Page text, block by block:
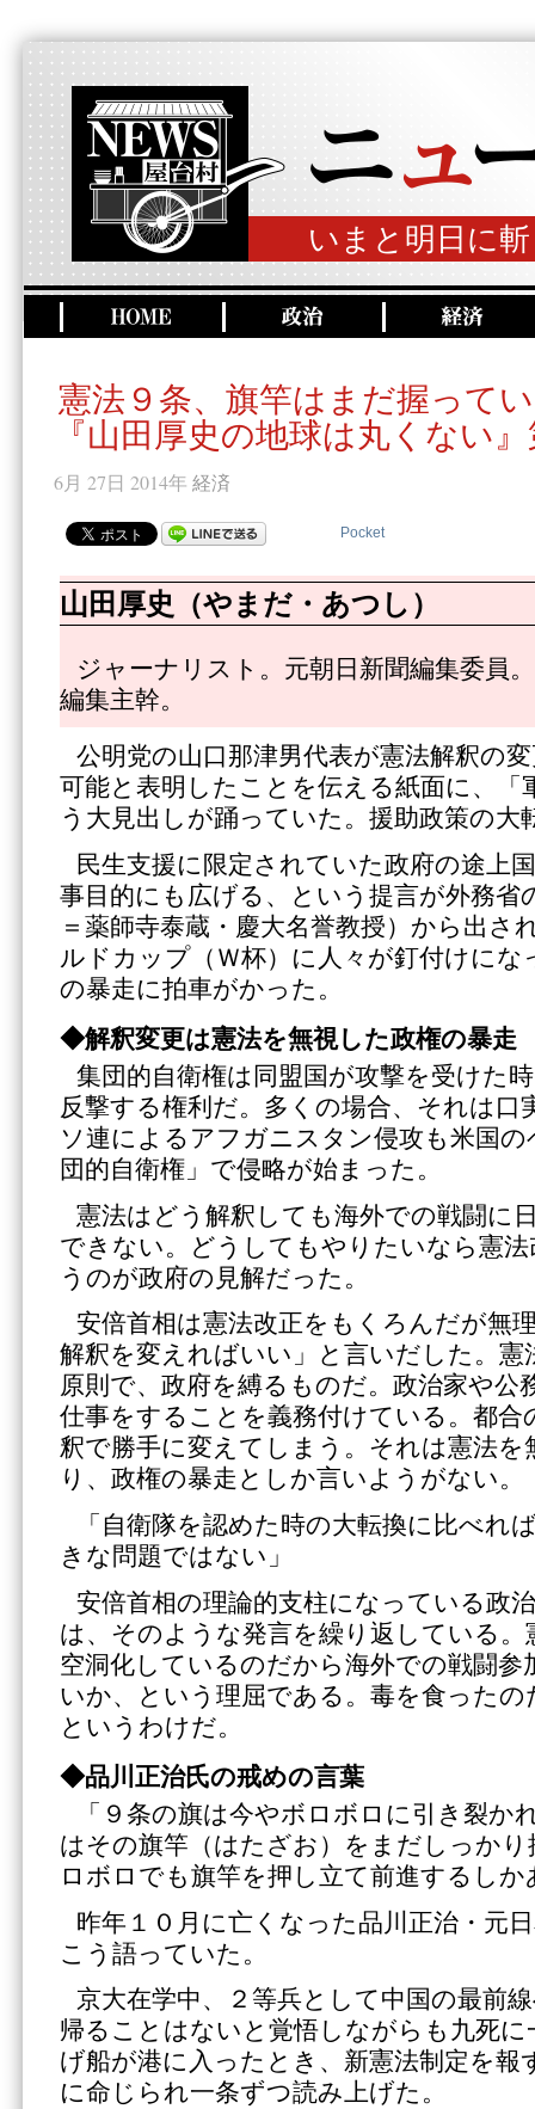
いまと明日に
憲法９条、旗竿はまだ握って
『山田厚史の地球は丸くない
6月 27日 2014年 経済
Pocket
山田厚史（やまだ・あつし）
ジャーナリスト。元朝日新聞編集委員
編集主幹。
公明党の山口那津男代表が憲法解釈の
可能と表明したことを伝える紙面に、「
う大見出しが踊っていた。援助政策の大
民生支援に限定されていた政府の途上
事目的にも広げる、という提言が外務省
＝薬師寺泰蔵・慶大名誉教授）から出さ
ルドカップ（Ｗ杯）に人々が釘付けにな
の暴走に拍車がかった。
◆解釈変更は憲法を無視した政権の暴走
集団的自衛権は同盟国が攻撃を受けた
反撃する権利だ。多くの場合、それは口
ソ連によるアフガニスタン侵攻も米国
団的自衛権」で侵略が始まった。
憲法はどう解釈しても海外での戦闘に
できない。どうしてもやりたいなら憲
うのが政府の見解だった。
安倍首相は憲法改正をもくろんだが無
解釈を変えればいい」と言いだした。憲
原則で、政府を縛るものだ。政治家や公
仕事をすることを義務付けている。都合
釈で勝手に変えてしまう。それは憲法を
り、政権の暴走としか言いようがない。
「自衛隊を認めた時の大転換に比べれ
きな問題ではない」
安倍首相の理論的支柱になっている政
は、そのような発言を繰り返している
空洞化しているのだから海外での戦闘
いか、という理屈である。毒を食った
というわけだ。
◆品川正治氏の戒めの言葉
「９条の旗は今やボロボロに引き裂か
はその旗竿（はたざお）をまだしっか
ロボロでも旗竿を押し立て前進するし
昨年１０月に亡くなった品川正治・元
こう語っていた。
京大在学中、２等兵として中国の最前
帰ることはないと覚悟しながらも九死に
げ船が港に入ったとき、新憲法制定を報
に命じられ一条ずつ読み上げた。